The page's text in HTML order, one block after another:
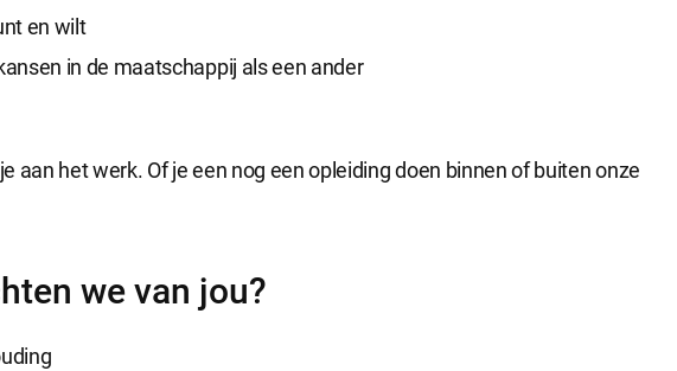
en wilt
in de maatschappij als een ander
aan het werk. Of je een nog een opleiding doen binnen of buiten onze
we van jou?